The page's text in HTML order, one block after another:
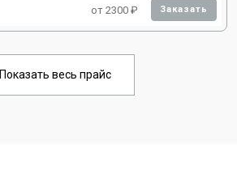
от 2300 ₽ Заказать
Показать весь прайс